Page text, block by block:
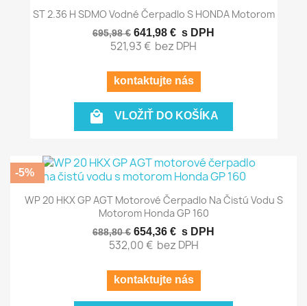
ST 2.36 H SDMO Vodné Čerpadlo S HONDA Motorom
695,98 € 641,98 € s DPH
521,93 € bez DPH
kontaktujte nás
 VLOŽIŤ DO KOŠÍKA
WP 20 HKX GP AGT Motorové Čerpadlo Na Čistú Vodu S
Motorom Honda GP 160
688,80 € 654,36 € s DPH
532,00 € bez DPH
kontaktujte nás
-5%